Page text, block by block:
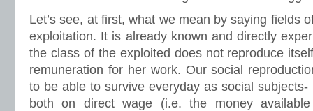
Let’s see, at first, what we mean by saying fields
exploitation. It is already known and directly
the class of the exploited does not reproduce
remuneration for her work. Our social
to be able to survive everyday as social
both on direct wage (i.e. the money